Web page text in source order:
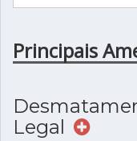
Principais
Legal